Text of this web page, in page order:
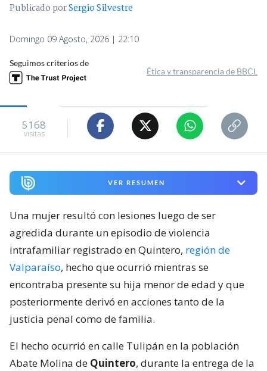
Publicado porSergio Silvestre
Domingo 09 Agosto, 2026 | 22:10
Seguimos criterios de
Ética y transparencia de BBCL
5168
visitas
VER RESUMEN
Una mujer resultó con lesiones luego de ser
agredida durante un episodio de violencia
intrafamiliar registrado en Quintero, región de
Valparaíso, hecho que ocurrió mientras se
encontraba presente su hija menor de edad y que
posteriormente derivó en acciones tanto de la
justicia penal como de familia.
El hecho ocurrió en calle Tulipán en la población
Abate Molina de Quintero, durante la entrega de la